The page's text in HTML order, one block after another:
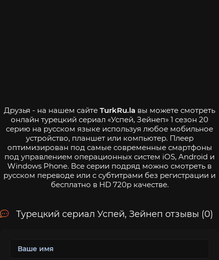
Друзья - на нашем сайте TurkRu.la вы можете смотреть
онлайн турецкий сериал «Успей, Зейнеп» 1 сезон 20
серию на русском языке используя любое мобильное
устройство, планшет или компьютер. Плеер
оптимизирован под самые современные смартфоны
под управлением операционных систем iOS, Android и
Windows Phone. Все серии подряд можно смотреть в
русском переводе или с субтитрами без регистрации и
бесплатно в HD 720p качестве.
Турецкий сериал Успей, Зейнеп отзывы (0)